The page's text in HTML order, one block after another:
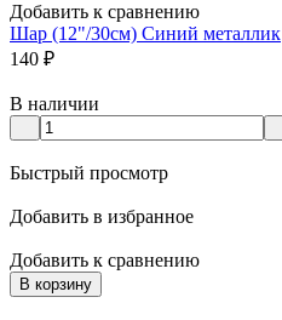
Добавить к сравнению
Шар (12"/30см) Синий металлик
140 ₽
В наличии
Быстрый просмотр
Добавить в избранное
Добавить к сравнению
В корзину